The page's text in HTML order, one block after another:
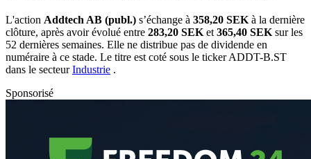
L'action Addtech AB (publ.) s’échange à 358,20 SEK à la dernière
clôture, après avoir évolué entre 283,20 SEK et 365,40 SEK sur les
52 dernières semaines. Elle ne distribue pas de dividende en
numéraire à ce stade. Le titre est coté sous le tickerADDT-B.ST
dans le secteurIndustrie .
Sponsorisé